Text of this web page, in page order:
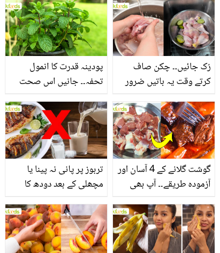
منرلز اور اینٹی آکسیڈنٹس
سے بھرپور اس سبزی کے
فائدے
بنانے کے چند قدرتی طریقے
پودینہ قدرت کا انمول
تحفہ۔۔ جانیں اس صحت
انگیز طبی فوائد
رُک جائیں۔۔ چکن صاف
کرتے وقت یہ باتیں ضرور
تربوز پر پانی نہ پینا یا
مچھلی کے بعد دودھ کا
سے متعلق غلط فہمیوں کی
حقیقت کیا ہے اور افواہ
کیا؟
گوشت گلانے کے 4 آسان اور
آزمودہ طریقے۔۔ آپ بھی
بتائے راز